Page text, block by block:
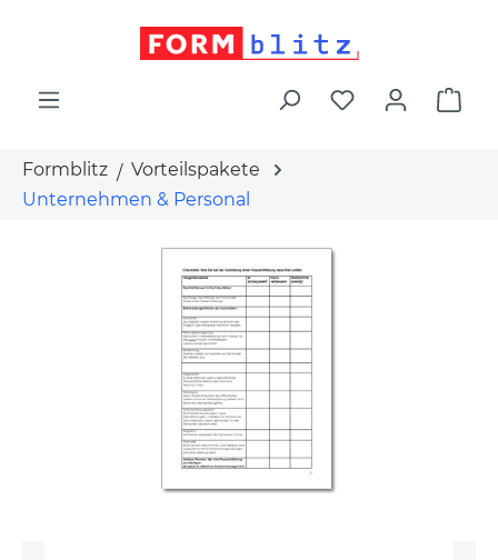
Formblitz
Vorteilspakete
Unternehmen & Personal